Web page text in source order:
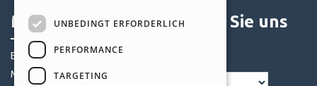
Mein Profil
Eigene Beiträge
Meine Lizenz
Folgen Sie uns
UNBEDINGT ERFORDERLICH
PERFORMANCE
TARGETING